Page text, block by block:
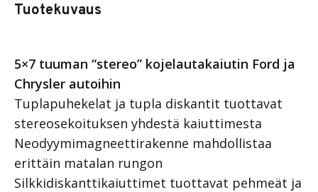
Tuotekuvaus
5×7 tuuman “stereo” kojelautakaiutin Ford ja
Chrysler autoihin
Tuplapuhekelat ja tupla diskantit tuottavat
stereosekoituksen yhdestä kaiuttimesta
Neodyymimagneettirakenne mahdollistaa
erittäin matalan rungon
Silkkidiskanttikaiuttimet tuottavat pehmeät ja